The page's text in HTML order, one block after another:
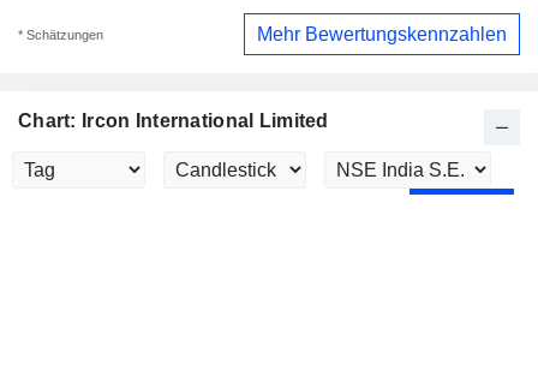
* Schätzungen Mehr Bewertungskennzahlen
Chart: Ircon International Limited